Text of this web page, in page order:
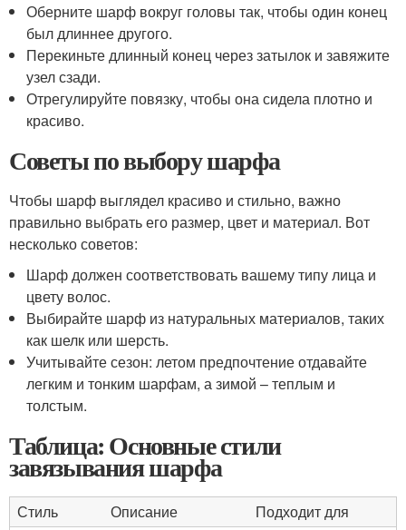
Оберните шарф вокруг головы так, чтобы один конец
был длиннее другого.
Перекиньте длинный конец через затылок и завяжите
узел сзади.
Отрегулируйте повязку, чтобы она сидела плотно и
красиво.
Советы по выбору шарфа
Чтобы шарф выглядел красиво и стильно, важно
правильно выбрать его размер, цвет и материал. Вот
несколько советов:
Шарф должен соответствовать вашему типу лица и
цвету волос.
Выбирайте шарф из натуральных материалов, таких
как шелк или шерсть.
Учитывайте сезон: летом предпочтение отдавайте
легким и тонким шарфам, а зимой – теплым и
толстым.
Таблица: Основные стили
завязывания шарфа
Стиль Описание Подходит для